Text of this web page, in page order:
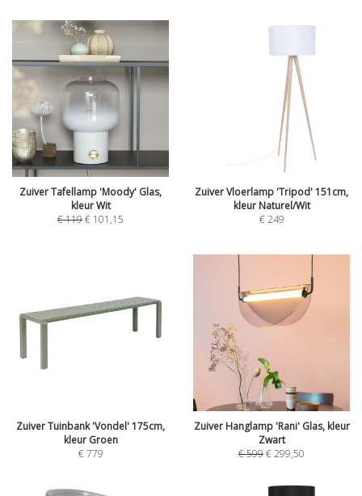
Zuiver Tafellamp 'Moody' Glas,
kleur Wit
€119€ 101,15
Zuiver Vloerlamp 'Tripod' 151cm,
kleur Naturel/Wit
€249
Zuiver Tuinbank 'Vondel' 175cm,
kleur Groen
€779
Zuiver Hanglamp 'Rani' Glas, kleur
Zwart
€599€299,50